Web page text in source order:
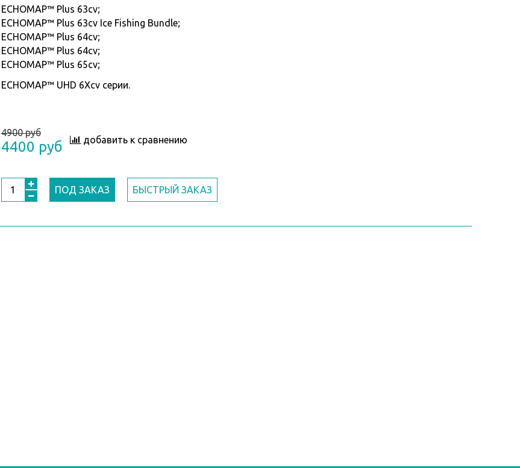
ECHOMAP™ Plus 63cv;
ECHOMAP™ Plus 63cv Ice Fishing Bundle;
ECHOMAP™ Plus 64cv;
ECHOMAP™ Plus 64cv;
ECHOMAP™ Plus 65cv;
ECHOMAP™ UHD 6Xcv серии.
4900 руб
4400 руб добавить к сравнению
ПОД ЗАКАЗ БЫСТРЫЙ ЗАКАЗ